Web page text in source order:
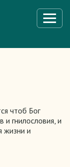
меню
чтоб Бог
и гнилословия, и
жизни и